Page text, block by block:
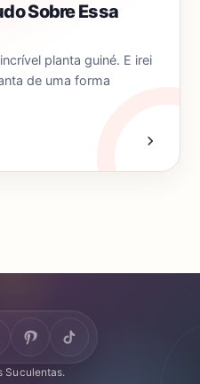
Sobre Essa
planta guiné. E irei
de uma forma
Suculentas.